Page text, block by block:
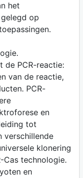
het
op
de PCR-reactie:
van de reactie,
PCR-
en
tot
verschillende
klonering
Cas technologie.
en